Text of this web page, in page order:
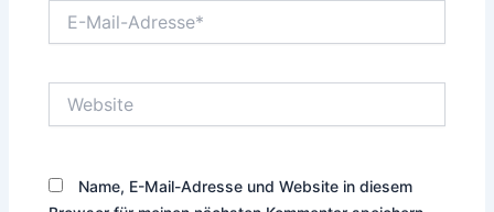
Mail-
Name, E-Mail-Adresse und Website in diesem